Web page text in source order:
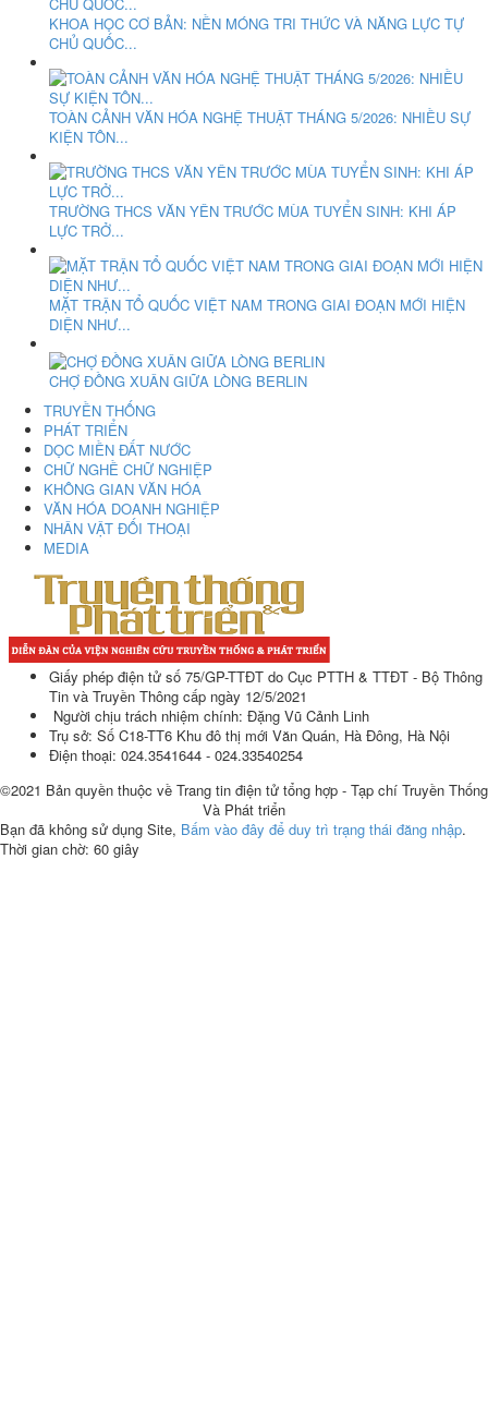
KHOA HỌC CƠ BẢN: NỀN MÓNG TRI THỨC VÀ NĂNG LỰC TỰ
CHỦ QUỐC...
TOÀN CẢNH VĂN HÓA NGHỆ THUẬT THÁNG 5/2026: NHIỀU SỰ
KIỆN TÔN...
TRƯỜNG THCS VĂN YÊN TRƯỚC MÙA TUYỂN SINH: KHI ÁP
LỰC TRỞ...
MẶT TRẬN TỔ QUỐC VIỆT NAM TRONG GIAI ĐOẠN MỚI HIỆN
DIỆN NHƯ...
CHỢ ĐỒNG XUÂN GIỮA LÒNG BERLIN
TRUYỀN THỐNG
PHÁT TRIỂN
DỌC MIỀN ĐẤT NƯỚC
CHỮ NGHỀ CHỮ NGHIỆP
KHÔNG GIAN VĂN HÓA
VĂN HÓA DOANH NGHIỆP
NHÂN VẬT ĐỐI THOẠI
MEDIA
Giấy phép điện tử số 75/GP-TTĐT do Cục PTTH & TTĐT - Bộ Thông
Tin và Truyền Thông cấp ngày 12/5/2021
Người chịu trách nhiệm chính: Đặng Vũ Cảnh Linh
Trụ sở: Số C18-TT6 Khu đô thị mới Văn Quán, Hà Đông, Hà Nội
Điện thoại: 024.3541644 - 024.33540254
©2021 Bản quyền thuộc về Trang tin điện tử tổng hợp - Tạp chí Truyền Thống
Và Phát triển
Bạn đã không sử dụng Site, Bấm vào đây để duy trì trạng thái đăng nhập.
Thời gian chờ: 60 giây